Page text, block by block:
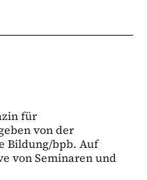
für
von der
Bildung/bpb. Auf
von Seminaren und